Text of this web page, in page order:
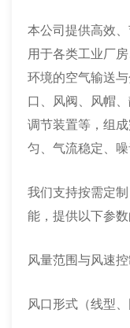
本公司提供高效
用于各类工业厂
环境的空气输送
口、风阀、风帽
调节装置等，组
匀、气流稳定、噪
我们支持按需定
能，提供以下参数
风量范围与风速
风口形式（线型